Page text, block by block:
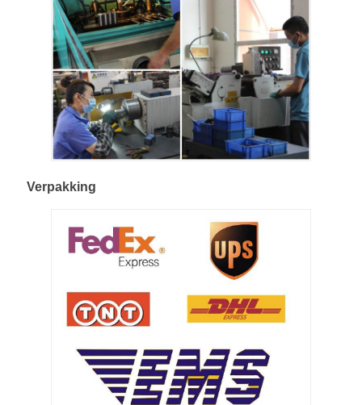
Verpakking